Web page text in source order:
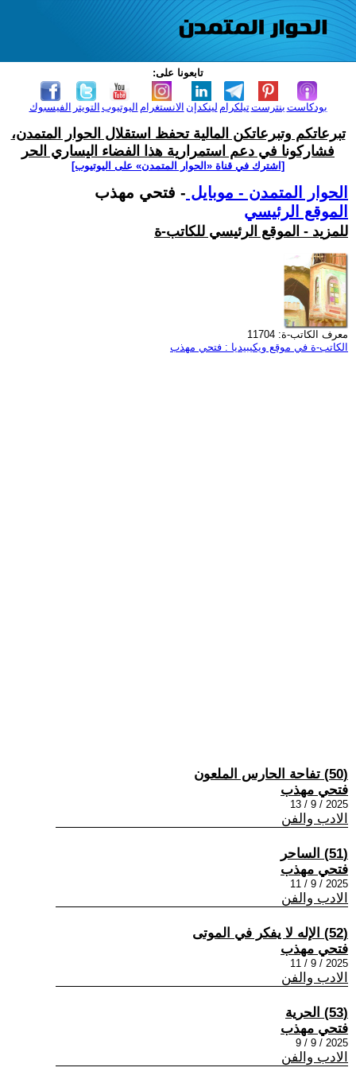
تابعونا على:
الفيسبوك التويتر اليوتيوب الانستغرام لينكدإن تيلكرامبنترست بودكاست
تبرعاتكم وتبرعاتكن المالية تحفظ استقلال الحوار المتمدن،
فشاركونا في دعم استمرارية هذا الفضاء اليساري الحر
[اشترك في قناة ‫«الحوار المتمدن» على اليوتيوب]
الحوار المتمدن - موبايل - فتحي مهذب
الموقع الرئيسي
للمزيد - الموقع الرئيسي للكاتب-ة
معرف الكاتب-ة: 11704
الكاتب-ة في موقع ويكيبيديا : فتحي مهذب
(50) تفاحة الحارس الملعون
فتحي مهذب
2025 / 9 / 13
الادب والفن
(51) الساحر
فتحي مهذب
2025 / 9 / 11
الادب والفن
(52) الإله لا يفكر في الموتى
فتحي مهذب
2025 / 9 / 11
الادب والفن
(53) الحرية
فتحي مهذب
2025 / 9 / 9
الادب والفن